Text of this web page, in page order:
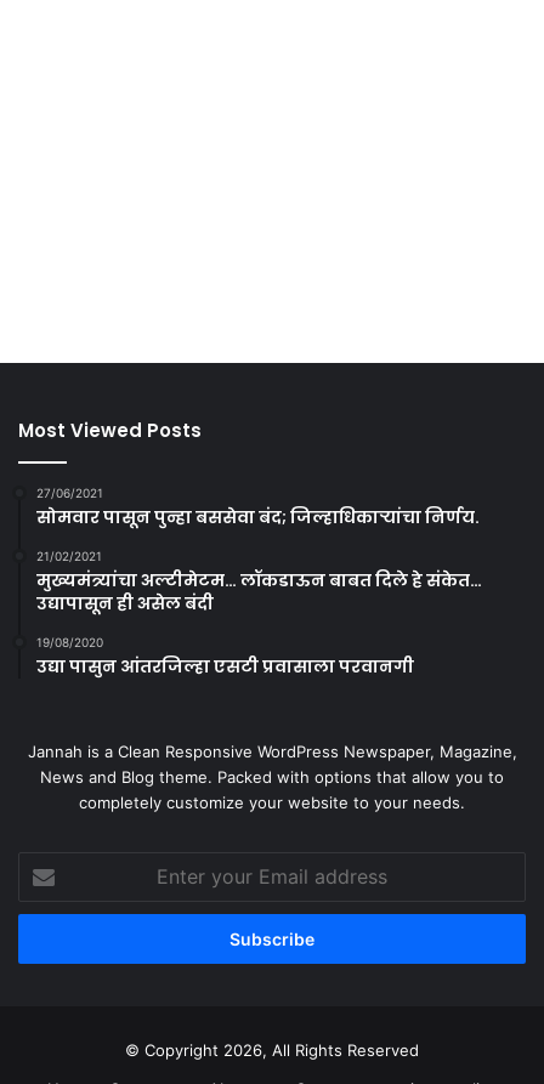
Most Viewed Posts
27/06/2021
सोमवार पासून पुन्हा बससेवा बंद; जिल्हाधिकाऱ्यांचा निर्णय.
21/02/2021
मुख्यमंत्र्यांचा अल्टीमेटम… लॉकडाऊन बाबत दिले हे संकेत…
उद्यापासून ही असेल बंदी
19/08/2020
उद्या पासुन आंतरजिल्हा एसटी प्रवासाला परवानगी
Jannah is a Clean Responsive WordPress Newspaper, Magazine,
News and Blog theme. Packed with options that allow you to
completely customize your website to your needs.
Enter
your
Email
© Copyright 2026, All Rights Reserved